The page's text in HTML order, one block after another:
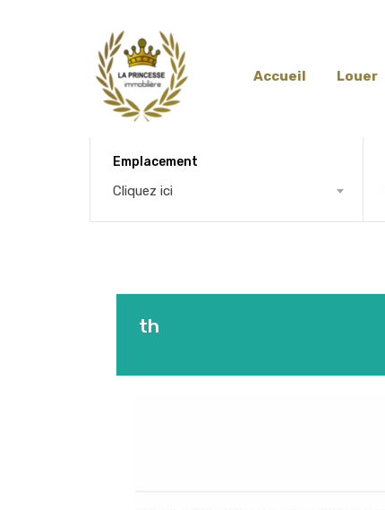
Accueil Louer
Emplacement
Cliquez ici
th